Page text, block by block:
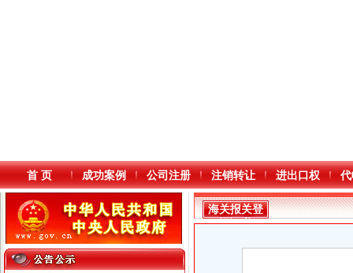
首 页 成功案例 公司注册 注销转让 进出口权
海关报关登
记证书